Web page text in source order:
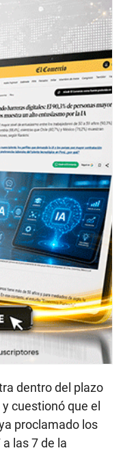
dentro del plazo
cuestionó que el
proclamado los
las 7 de la